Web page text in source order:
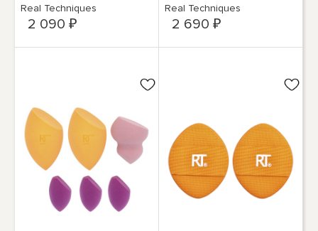
Real Techniques
2 090 ₽
Real Techniques
2 690 ₽